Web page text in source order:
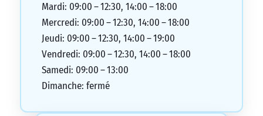
Mardi: 09:00 – 12:30, 14:00 – 18:00
Mercredi: 09:00 – 12:30, 14:00 – 18:00
Jeudi: 09:00 – 12:30, 14:00 – 19:00
Vendredi: 09:00 – 12:30, 14:00 – 18:00
Samedi: 09:00 – 13:00
Dimanche: fermé